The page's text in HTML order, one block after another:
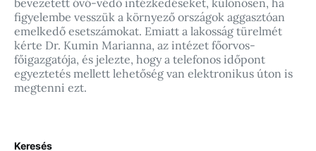
bevezetett óvó-védő intézkedéseket, különösen, ha
figyelembe vesszük a környező országok aggasztóan
emelkedő esetszámokat. Emiatt a lakosság türelmét
kérte Dr. Kumin Marianna, az intézet főorvos-
főigazgatója, és jelezte, hogy a telefonos időpont
egyeztetés mellett lehetőség van elektronikus úton is
megtenni ezt.
Keresés